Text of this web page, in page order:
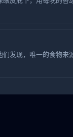
发现，唯一的食物来